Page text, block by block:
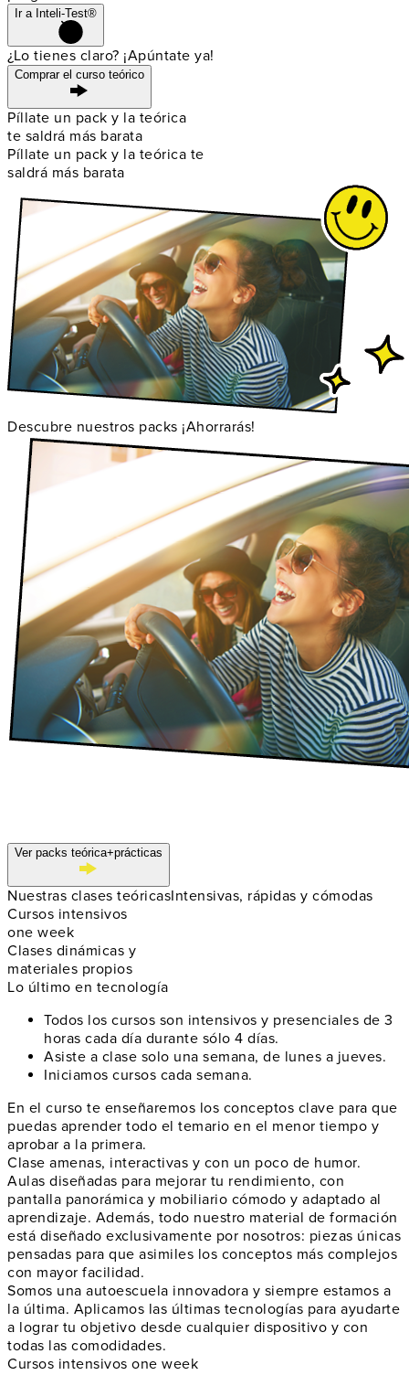
Ir a Inteli-Test®
¿Lo tienes claro? ¡Apúntate ya!
Comprar el curso teórico
Píllate un pack y la teórica
te saldrá más barata
Píllate un pack y la teórica te
saldrá más barata
Descubre nuestros packs ¡Ahorrarás!
Ver packs teórica+prácticas
Nuestras clases teóricasIntensivas, rápidas y cómodas
Cursos intensivos
one week
Clases dinámicas y
materiales propios
Lo último en tecnología
Todos los cursos son intensivos y presenciales de 3
horas cada día durante sólo 4 días.
Asiste a clase solo una semana, de lunes a jueves.
Iniciamos cursos cada semana.
En el curso te enseñaremos los conceptos clave para que
puedas aprender todo el temario en el menor tiempo y
aprobar a la primera.
Clase amenas, interactivas y con un poco de humor.
Aulas diseñadas para mejorar tu rendimiento, con
pantalla panorámica y mobiliario cómodo y adaptado al
aprendizaje. Además, todo nuestro material de formación
está diseñado exclusivamente por nosotros: piezas únicas
pensadas para que asimiles los conceptos más complejos
con mayor facilidad.
Somos una autoescuela innovadora y siempre estamos a
la última. Aplicamos las últimas tecnologías para ayudarte
a lograr tu objetivo desde cualquier dispositivo y con
todas las comodidades.
Cursos intensivos one week